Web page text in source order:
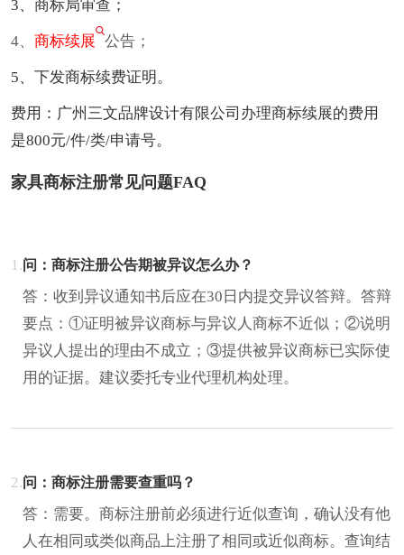
3、商标局审查；
4、 商标续展 公告；
5、下发商标续费证明。
费用：广州三文品牌设计有限公司办理商标续展的费用
是800元/件/类/申请号。
家具商标注册常见问题FAQ
1.问：商标注册公告期被异议怎么办？
答：收到异议通知书后应在30日内提交异议答辩。答辩
要点：①证明被异议商标与异议人商标不近似；②说明
异议人提出的理由不成立；③提供被异议商标已实际使
用的证据。建议委托专业代理机构处理。
2.问：商标注册需要查重吗？
答：需要。商标注册前必须进行近似查询，确认没有他
人在相同或类似商品上注册了相同或近似商标。查询结